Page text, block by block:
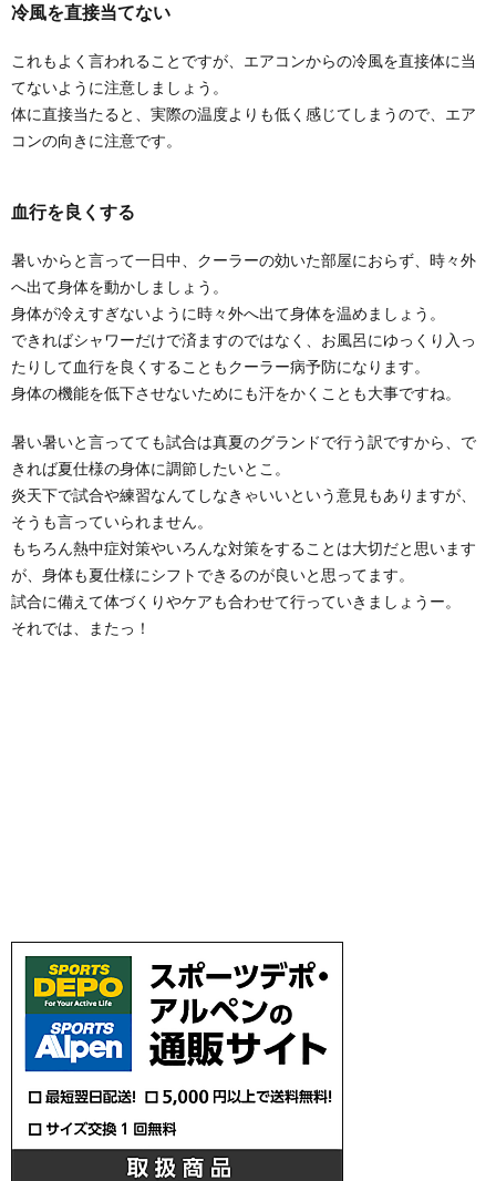
冷風を直接当てない
これもよく言われることですが、エアコンからの冷風を直接体に当
てないように注意しましょう。
体に直接当たると、実際の温度よりも低く感じてしまうので、エア
コンの向きに注意です。
血行を良くする
暑いからと言って一日中、クーラーの効いた部屋におらず、時々外
へ出て身体を動かしましょう。
身体が冷えすぎないように時々外へ出て身体を温めましょう。
できればシャワーだけで済ますのではなく、お風呂にゆっくり入っ
たりして血行を良くすることもクーラー病予防になります。
身体の機能を低下させないためにも汗をかくことも大事ですね。
暑い暑いと言ってても試合は真夏のグランドで行う訳ですから、で
きれば夏仕様の身体に調節したいとこ。
炎天下で試合や練習なんてしなきゃいいという意見もありますが、
そうも言っていられません。
もちろん熱中症対策やいろんな対策をすることは大切だと思います
が、身体も夏仕様にシフトできるのが良いと思ってます。
試合に備えて体づくりやケアも合わせて行っていきましょうー。
それでは、またっ！